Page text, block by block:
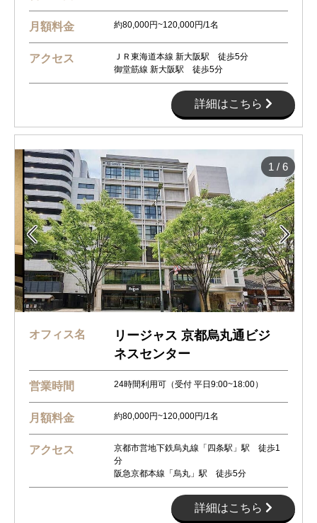
月額料金 約80,000円~120,000円/1名
アクセス
ＪＲ東海道本線 新大阪駅 徒歩5分
御堂筋線 新大阪駅 徒歩5分
詳細はこちら
 
1 / 6
オフィス名
リージャス 京都烏丸通ビジ
ネスセンター
営業時間 24時間利用可（受付 平日9:00~18:00）
月額料金 約80,000円~120,000円/1名
アクセス
京都市営地下鉄烏丸線「四条駅」駅 徒歩1
分
阪急京都本線「烏丸」駅 徒歩5分
詳細はこちら